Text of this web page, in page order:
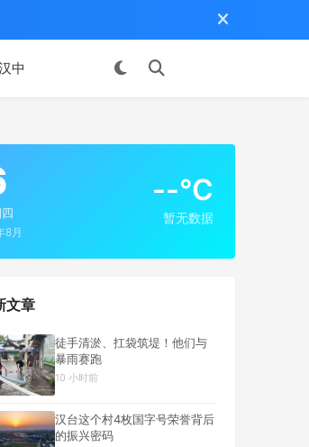
中
8月
--°C
暂无数据
文章
徒手清淤、扛袋筑堤！他们与
暴雨赛跑
10 小时前
汉台这个村4枚国字号荣誉背后
的振兴密码